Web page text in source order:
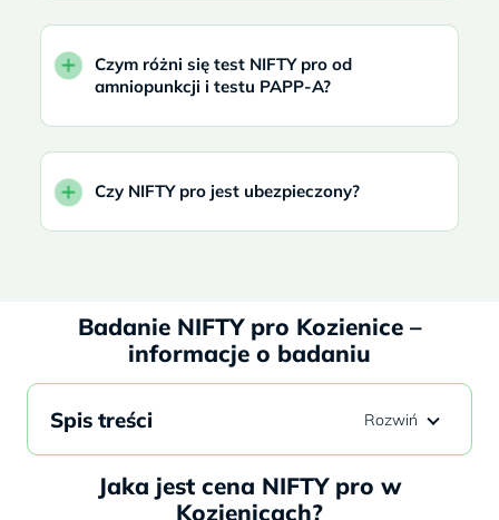
Czym różni się test NIFTY pro od
amniopunkcji i testu PAPP-A?
Czy NIFTY pro jest ubezpieczony?
Badanie NIFTY pro Kozienice –
informacje o badaniu
Spis treści
Jaka jest cena NIFTY pro w
Kozienicach?